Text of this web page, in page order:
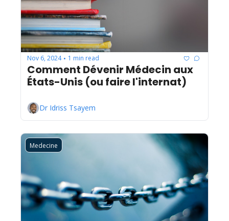
Nov 6, 2024 • 1 min read
Comment Dévenir Médecin aux
États-Unis (ou faire l'internat)
Dr Idriss Tsayem
Medecine